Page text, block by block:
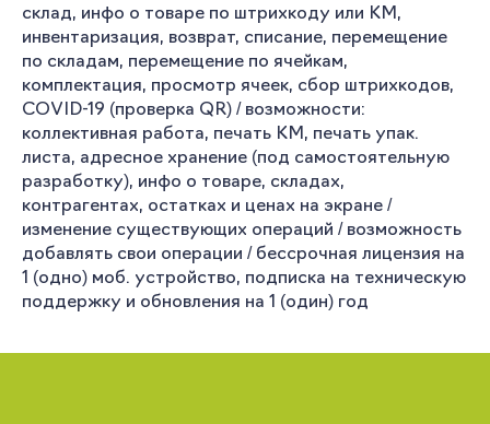
склад, инфо о товаре по штрихкоду или КМ,
инвентаризация, возврат, списание, перемещение
по складам, перемещение по ячейкам,
комплектация, просмотр ячеек, сбор штрихкодов,
COVID-19 (проверка QR) / возможности:
коллективная работа, печать КМ, печать упак.
листа, адресное хранение (под самостоятельную
разработку), инфо о товаре, складах,
контрагентах, остатках и ценах на экране /
изменение существующих операций / возможность
добавлять свои операции / бессрочная лицензия на
1 (одно) моб. устройство, подписка на техническую
поддержку и обновления на 1 (один) год